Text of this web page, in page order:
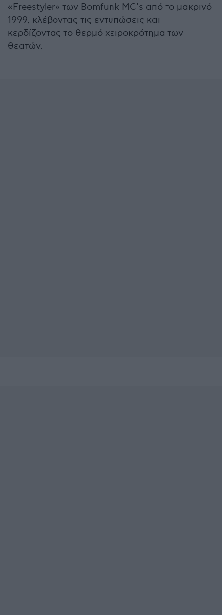
«Freestyler» των Bomfunk MC’s από το μακρινό
1999, κλέβοντας τις εντυπώσεις και
κερδίζοντας το θερμό χειροκρότημα των
θεατών.